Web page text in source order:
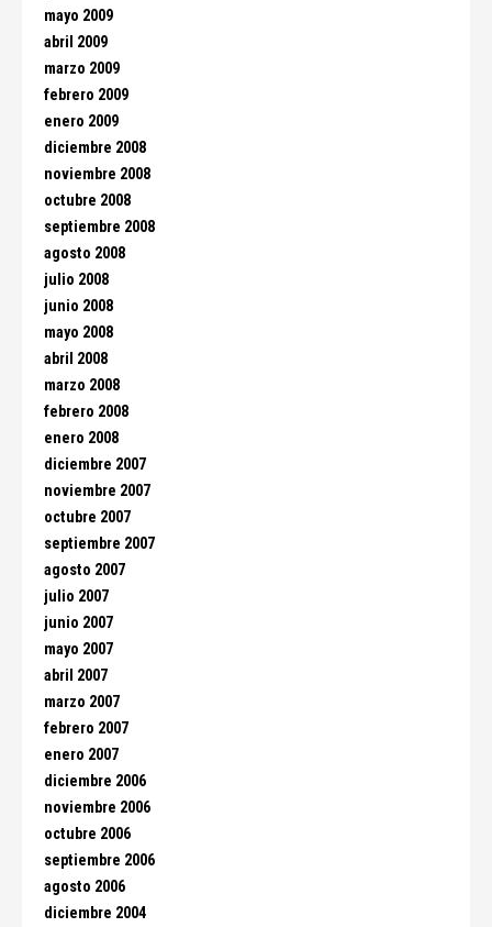
mayo 2009
abril 2009
marzo 2009
febrero 2009
enero 2009
diciembre 2008
noviembre 2008
octubre 2008
septiembre 2008
agosto 2008
julio 2008
junio 2008
mayo 2008
abril 2008
marzo 2008
febrero 2008
enero 2008
diciembre 2007
noviembre 2007
octubre 2007
septiembre 2007
agosto 2007
julio 2007
junio 2007
mayo 2007
abril 2007
marzo 2007
febrero 2007
enero 2007
diciembre 2006
noviembre 2006
octubre 2006
septiembre 2006
agosto 2006
diciembre 2004